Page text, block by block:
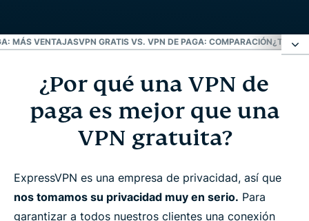
MÁS VENTAJASVPN GRATIS VS. VPN DE PAGA: COMPARACIÓN
¿Por qué una VPN de paga es mejor que una VPN
gratuita?
4 riesgos de los proveedores "gratuitos" de VPN
VPN de paga: más ventajas
¿Por qué una VPN de
paga es mejor que una
VPN gratuita?
ExpressVPN es una empresa de privacidad, así que
nos tomamos su privacidad muy en serio. Para
garantizar a todos nuestros clientes una conexión